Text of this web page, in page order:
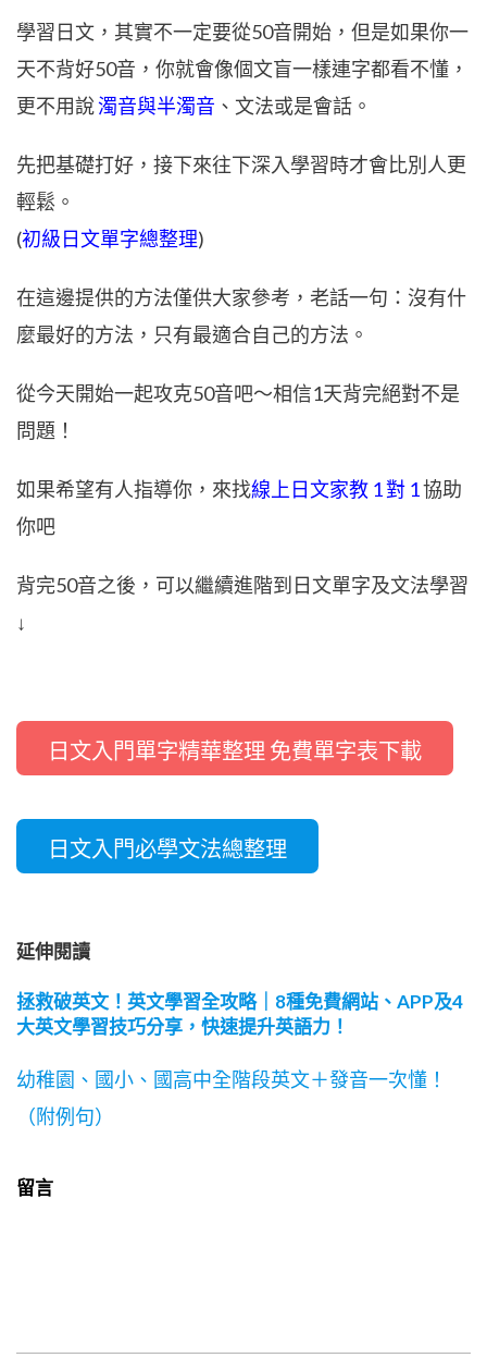
學習日文，其實不一定要從50音開始，但是如果你一
天不背好50音，你就會像個文盲一樣連字都看不懂，
更不用說濁音與半濁音 、文法或是會話。
先把基礎打好，接下來往下深入學習時才會比別人更
輕鬆。
(初級日文單字總整理)
在這邊提供的方法僅供大家參考，老話一句：沒有什
麼最好的方法，只有最適合自己的方法。
從今天開始一起攻克50音吧～相信1天背完絕對不是
問題！
如果希望有人指導你，來找線上日文家教 1 對 1協助
你吧
背完50音之後，可以繼續進階到日文單字及文法學習
↓
日文入門單字精華整理 免費單字表下載
日文入門必學文法總整理
延伸閱讀
拯救破英文！英文學習全攻略｜8種免費網站、APP及4
大英文學習技巧分享，快速提升英語力！
幼稚園、國小、國高中全階段英文＋發音一次懂！
（附例句）
留言